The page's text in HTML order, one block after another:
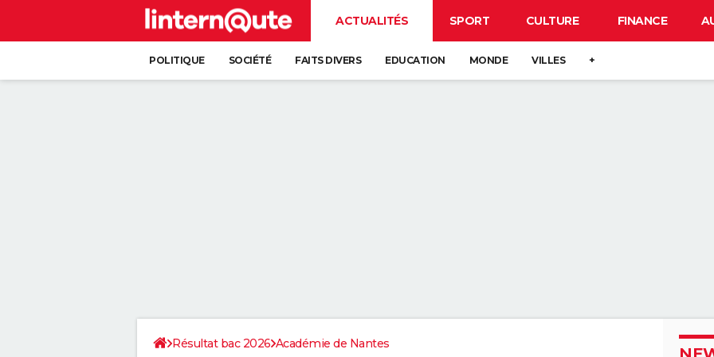
ACTUALITÉS SPORT CULTURE FINANCE
POLITIQUE SOCIÉTÉ FAITS DIVERS EDUCATION MONDE VILLES +
Résultat bac 2026 Académie de Nantes